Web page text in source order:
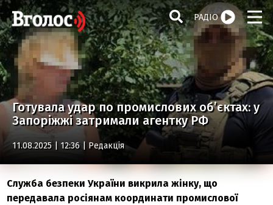
РАДІО
Готувала удар по промислових об’єктах: у
Запоріжжі затримали агентку РФ
11.08.2025 | 12:36 | Редакція
Служба безпеки України викрила жінку, що
передавала росіянам координати промислової